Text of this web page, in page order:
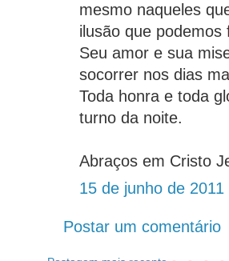
mesmo naqueles
ilusão que
Seu amor e sua
socorrer nos dias
Toda honra e toda
turno da noite.
Abraços em Cristo
15 de junho de
Postar um comentário